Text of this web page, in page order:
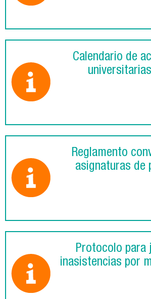
Calendario de
Reglamento
asignaturas de
Protocolo para
inasistencias por